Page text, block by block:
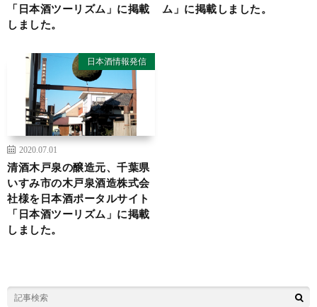
「日本酒ツーリズム」に掲載
しました。
ム」に掲載しました。
日本酒情報発信
2020.07.01
清酒木戸泉の醸造元、千葉県
いすみ市の木戸泉酒造株式会
社様を日本酒ポータルサイト
「日本酒ツーリズム」に掲載
しました。